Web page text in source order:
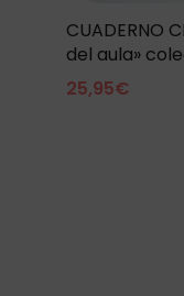
CUADERNO
del aula»
25,95€